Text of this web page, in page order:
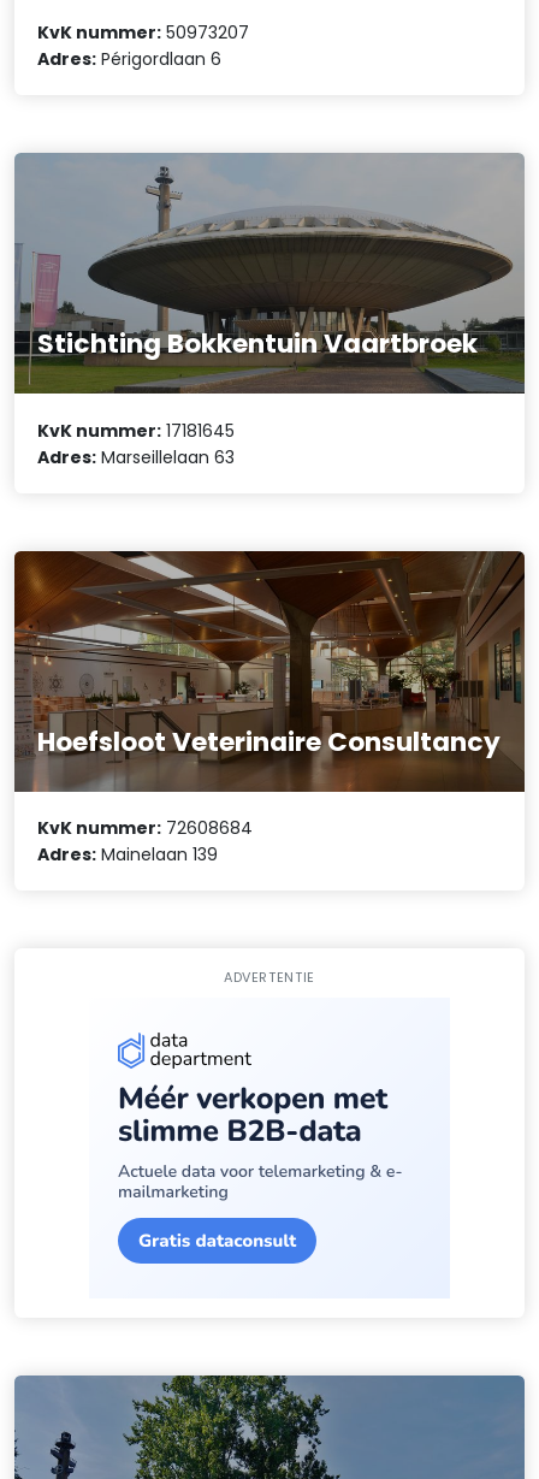
KvK nummer: 50973207
Adres: Périgordlaan 6
Stichting Bokkentuin Vaartbroek
KvK nummer: 17181645
Adres: Marseillelaan 63
Hoefsloot Veterinaire Consultancy
KvK nummer: 72608684
Adres: Mainelaan 139
ADVERTENTIE